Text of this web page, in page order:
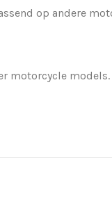
op andere
motorcycle models.